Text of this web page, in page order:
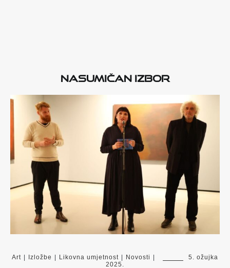
Nasumičan izbor
Art | Izložbe | Likovna umjetnost | Novosti |
5. ožujka
2025.